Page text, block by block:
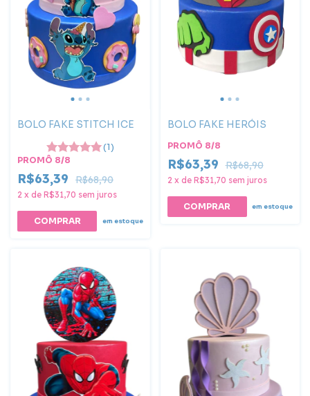
BOLO FAKE STITCH ICE
(1)
PROMÔ 8/8
R$63,39 R$68,90
2 x de R$31,70 sem juros
COMPRAR em estoque
BOLO FAKE HERÓIS
PROMÔ 8/8
R$63,39 R$68,90
2 x de R$31,70 sem juros
COMPRAR em estoque